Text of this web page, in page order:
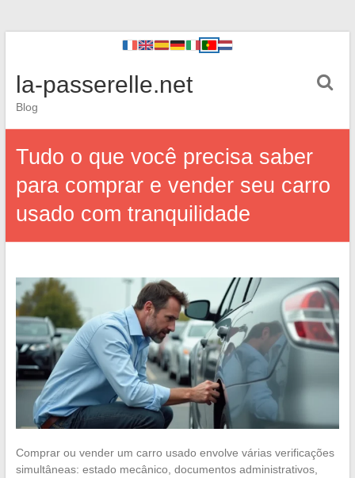
la-passerelle.net
Blog
Tudo o que você precisa saber
para comprar e vender seu carro
usado com tranquilidade
Comprar ou vender um carro usado envolve várias verificações
simultâneas: estado mecânico, documentos administrativos,